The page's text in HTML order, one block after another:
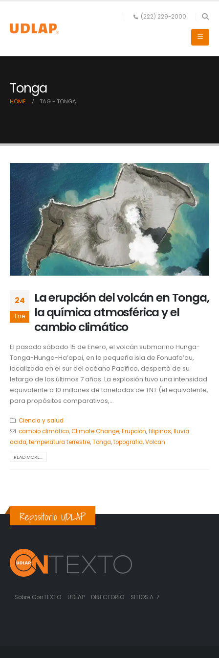
(222) 229-2000
Tonga
HOME TAG - TONGA
24
Ene
La erupción del volcán en Tonga,
la química atmosférica y el
cambio climático
El pasado sábado 15 de Enero, el volcán submarino Hunga-
Tonga-Hunga-Ha’apai, en la pequeña isla de Fonuafo’ou,
localizada en el sur del océano Pacífico, despertó de su
letargo de los últimos 7 años. La explosión tuvo una intensidad
equivalente a 10 millones de toneladas de TNT (el equivalente,
para propósitos comparativos,...
Ciencia y salud
cambio climático,Climate Change,Erupción,filipinas,lluvia
acida,temperatura terrestre,Tonga,topografia,Volcan
READ MORE...
Repositorio UDLAP
Sobre ConTEXTO UDLAP DIRECTORIO SITIOS A-Z